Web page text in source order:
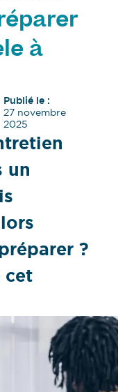
à
Publié le :
27 novembre
2025
un
?
cet